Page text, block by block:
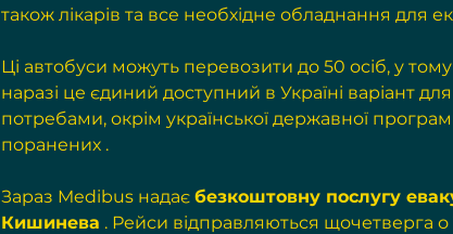
також лікарів та все необхідне обладнання для
Ці автобуси можуть перевозити до 50 осіб, у
наразі це єдиний доступний в Україні варіант
потребами, окрім української державної
поранених .
Зараз Medibus надає безкоштовну послугу
Кишинева . Рейси відправляються щочетверга